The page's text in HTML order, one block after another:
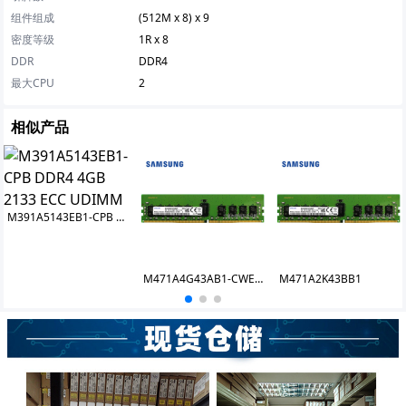
组件组成
(512M x 8) x 9
密度等级
1R x 8
DDR
DDR4
最大CPU
2
相似产品
M391A5143EB1-CPB DDR4 4GB 2133 ECC UDIMM
M471A4G43AB1-CWED0 M471A2K43BB1